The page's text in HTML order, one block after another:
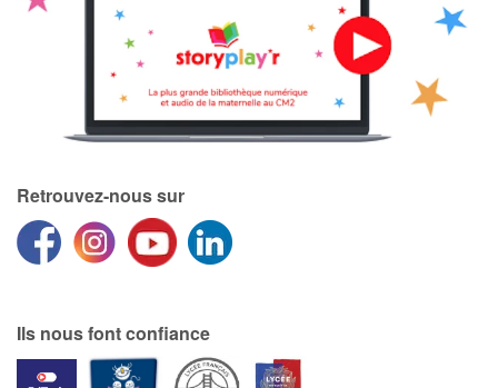
Quotidien et loisirs
Amour et amitié
Sujets de société
Formats et illustrations
Retrouvez-nous sur
Ils nous font confiance